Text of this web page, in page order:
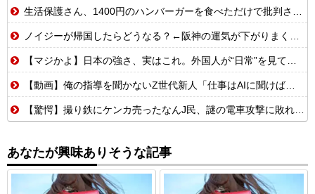
生活保護さん、1400円のハンバーガーを食べただけで批判される
ノイジーが帰国したらどうなる？←阪神の運気が下がりまくるやろな
【マジかよ】日本の強さ、実はこれ。外国人が“日常”を見て衝撃を受けた理由
【動画】俺の指導を聞かないZ世代新人「仕事はAIに聞けば余裕w」俺「AI以下でごめんね」→指導やめて放置プレイした結果w
【驚愕】撮り鉄にケンカ売ったなんJ民、謎の電車攻撃に敗れてしまうwww
あなたが興味ありそうな記事